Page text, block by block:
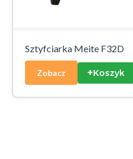
Sztyfciarka Meite F32D
Zobacz +Koszyk